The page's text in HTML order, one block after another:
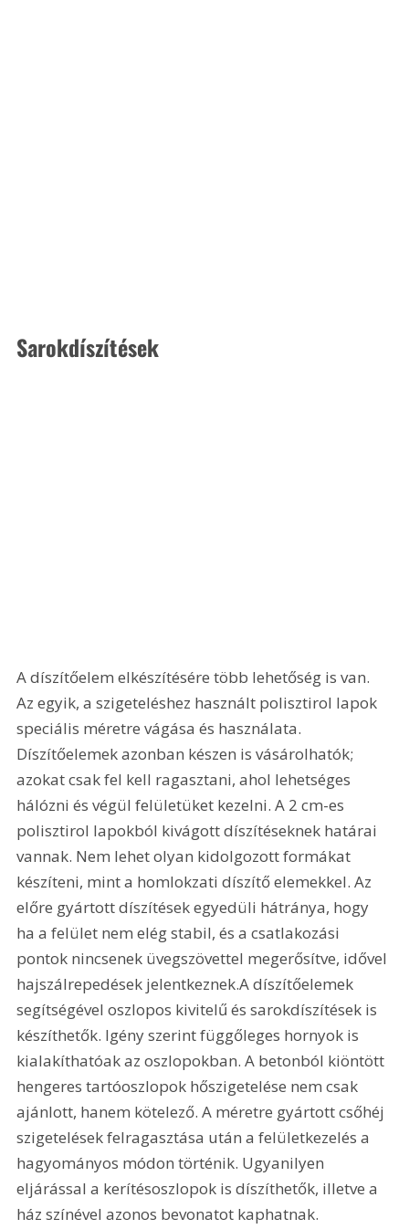
Sarokdíszítések
A díszítőelem elkészítésére több lehetőség is van.
Az egyik, a szigeteléshez használt polisztirol lapok
speciális méretre vágása és használata.
Díszítőelemek azonban készen is vásárolhatók;
azokat csak fel kell ragasztani, ahol lehetséges
hálózni és végül felületüket kezelni. A 2 cm-es
polisztirol lapokból kivágott díszítéseknek határai
vannak. Nem lehet olyan kidolgozott formákat
készíteni, mint a homlokzati díszítő elemekkel. Az
előre gyártott díszítések egyedüli hátránya, hogy
ha a felület nem elég stabil, és a csatlakozási
pontok nincsenek üvegszövettel megerősítve, idővel
hajszálrepedések jelentkeznek.A díszítőelemek
segítségével oszlopos kivitelű és sarokdíszítések is
készíthetők. Igény szerint függőleges hornyok is
kialakíthatóak az oszlopokban. A betonból kiöntött
hengeres tartóoszlopok hőszigetelése nem csak
ajánlott, hanem kötelező. A méretre gyártott csőhéj
szigetelések felragasztása után a felületkezelés a
hagyományos módon történik. Ugyanilyen
eljárással a kerítésoszlopok is díszíthetők, illetve a
ház színével azonos bevonatot kaphatnak.